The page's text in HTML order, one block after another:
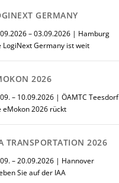
GERMANY
– 03.09.2026 | Hamburg
LogiNext Germany ist weit
2026
– 10.09.2026 | ÖAMTC Teesdorf
eMokon 2026 rückt
TRANSPORTATION 2026
– 20.09.2026 | Hannover
Sie auf der IAA